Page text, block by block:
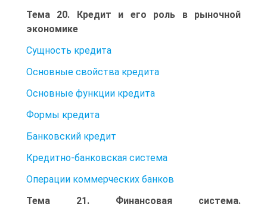
Тема 20. Кредит и его роль в рыночной
экономике
Сущность кредита
Основные свойства кредита
Основные функции кредита
Формы кредита
Банковский кредит
Кредитно-банковская система
Операции коммерческих банков
Тема 21. Финансовая система.